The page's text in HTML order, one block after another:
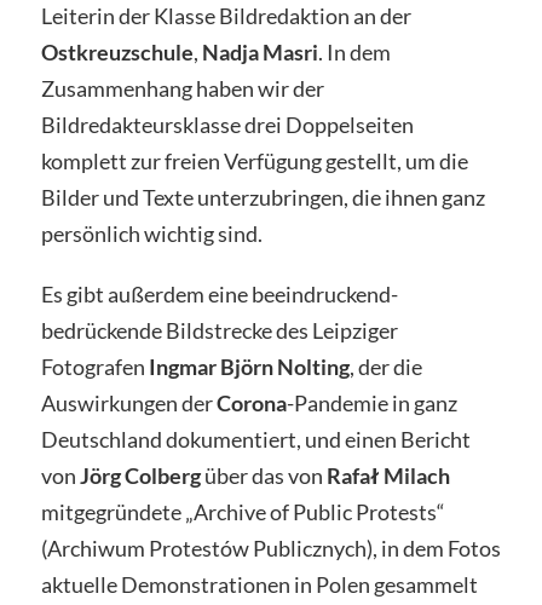
Leiterin der Klasse Bildredaktion an der
Ostkreuzschule, Nadja Masri. In dem
Zusammenhang haben wir der
Bildredakteursklasse drei Doppelseiten
komplett zur freien Verfügung gestellt, um die
Bilder und Texte unterzubringen, die ihnen ganz
persönlich wichtig sind.
Es gibt außerdem eine beeindruckend-
bedrückende Bildstrecke des Leipziger
Fotografen Ingmar Björn Nolting, der die
Auswirkungen derCorona-Pandemie in ganz
Deutschland dokumentiert, und einen Bericht
vonJörg Colbergüber das von Rafał Milach
mitgegründete „Archive of Public Protests“
(Archiwum Protestów Publicznych), in dem Fotos
aktuelle Demonstrationen in Polen gesammelt